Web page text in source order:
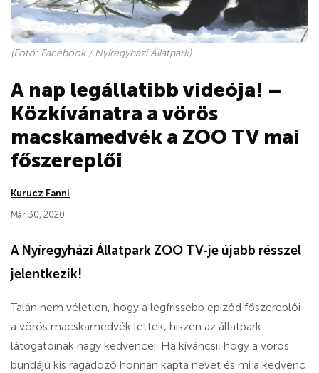
(Fotó: Facebook / Nyíregyházi Állatpark)
A nap legállatibb videója! –
Közkívánatra a vörös
macskamedvék a ZOO TV mai
főszereplői
Kurucz Fanni
Már 30, 2020
A Nyíregyházi Állatpark ZOO TV-je újabb résszel
jelentkezik!
Talán nem véletlen, hogy a legfrissebb epizód főszereplői
a vörös macskamedvék lettek, hiszen az állatpark
látogatóinak nagy kedvencei. Ha kíváncsi, hogy a vörös
bundájú kis ragadozó honnan kapta nevét és mi a kedvenc